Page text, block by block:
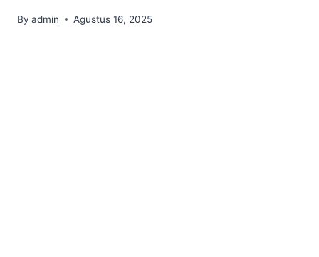
By admin Agustus 16, 2025